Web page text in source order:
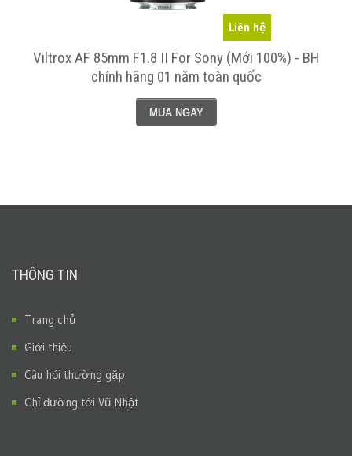
Liên hệ
Viltrox AF 85mm F1.8 II For Sony (Mới 100%) - BH
chính hãng 01 năm toàn quốc
MUA NGAY
THÔNG TIN
Trang chủ
Giới thiệu
Câu hỏi thường gặp
Chỉ đường tới Vũ Nhật